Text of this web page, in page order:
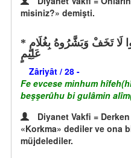
misiniz?» demişti.
عَلِيمٍ
Zâriyât / 28 -
Fe evcese minhum
beşşerûhu bi gulâmin
Diyanet Vakfi =
«Korkma» dediler ve ona
müjdelediler.